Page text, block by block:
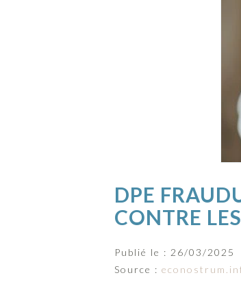
DPE
CONTRE
Publié le : 26/03/2025
Source :